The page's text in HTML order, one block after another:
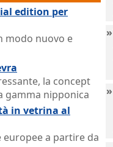
edition per
modo nuovo e
la concept
gamma nipponica
in vetrina al
a partire da
»
»